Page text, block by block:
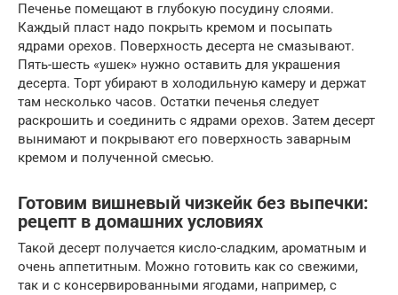
Печенье помещают в глубокую посудину слоями.
Каждый пласт надо покрыть кремом и посыпать
ядрами орехов. Поверхность десерта не смазывают.
Пять-шесть «ушек» нужно оставить для украшения
десерта. Торт убирают в холодильную камеру и держат
там несколько часов. Остатки печенья следует
раскрошить и соединить с ядрами орехов. Затем десерт
вынимают и покрывают его поверхность заварным
кремом и полученной смесью.
Готовим вишневый чизкейк без выпечки:
рецепт в домашних условиях
Такой десерт получается кисло-сладким, ароматным и
очень аппетитным. Можно готовить как со свежими,
так и с консервированными ягодами, например, с